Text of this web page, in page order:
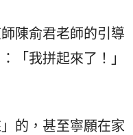
陳俞君老師的引導
「我拼起來了！」
的，甚至寧願在家